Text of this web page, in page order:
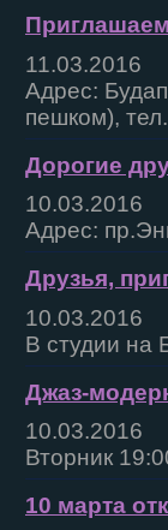
11.03.2016
Адрес:
пешком),
Дорогие
10.03.2016
Адрес:
Друзья,
10.03.2016
В студии на
Джаз-
10.03.2016
Вторник
10 марта